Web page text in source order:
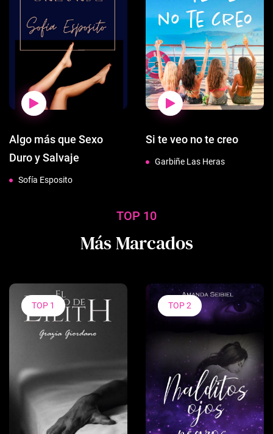
Algo más que Sexo
Duro y Salvaje
Sofía Esposito
Si te veo no te creo
Garbiñe Las Heras
TOP 10
Más Marcados
TOP 1 TOP 2